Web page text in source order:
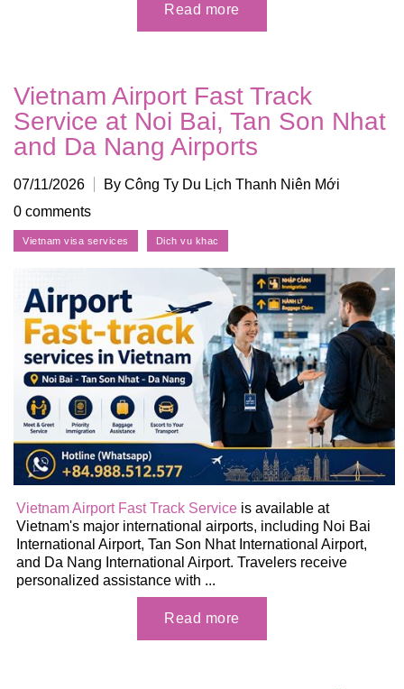
Vietnam Airport Fast Track
Service at Noi Bai, Tan Son Nhat
and Da Nang Airports
07/11/2026
By Công Ty Du Lịch Thanh Niên Mới
0 comments
Vietnam Airport Fast Track Service is available at
Vietnam's major international airports, including Noi Bai
International Airport, Tan Son Nhat International Airport,
and Da Nang International Airport. Travelers receive
personalized assistance with ...